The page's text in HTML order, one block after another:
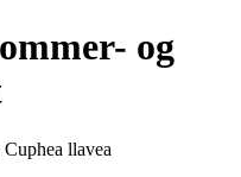
og